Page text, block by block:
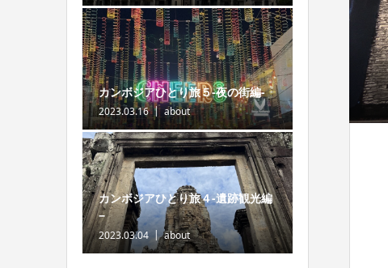
カンボジアひとり旅５-夜の街編-
2023.03.16 about
カンボジアひとり旅４-遺跡観光編
−
2023.03.04 about